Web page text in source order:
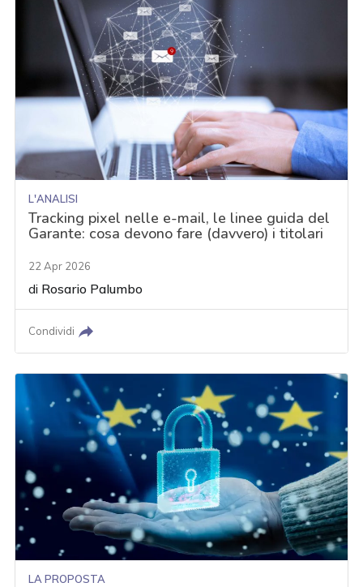
L'ANALISI
Tracking pixel nelle e-mail, le linee guida del
Garante: cosa devono fare (davvero) i titolari
22 Apr 2026
di Rosario Palumbo
Condividi
LA PROPOSTA